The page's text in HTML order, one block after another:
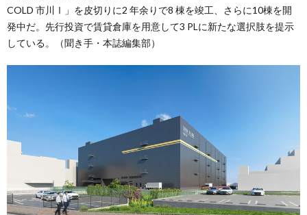
COLD 市川Ⅰ」を皮切りに2 年余りで8 棟を竣工、さらに10棟を開
発中だ。先行投資で賃貸倉庫を用意して3 PLに新たな選択肢を提示
している。（聞き手・本誌編集部）